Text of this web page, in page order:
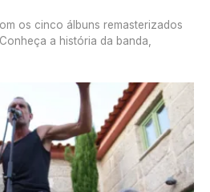
os cinco álbuns remasterizados
a história da banda,